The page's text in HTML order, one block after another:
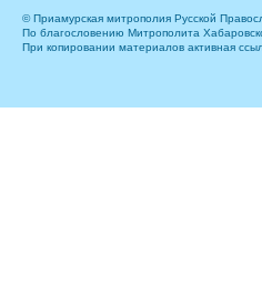
© Приамурская митрополия Русской
По благословению Митрополита
При копировании материалов активная